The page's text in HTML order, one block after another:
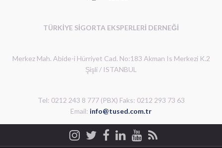
TÜRKİYE SİGORTA EKSPERLERİ DERNEĞİ
Merkez Mah. Abide-i Hürriyet Cad. No:183 Akman Is Merkezi K.2
Şişli / ISTANBUL
Tel: 0212 243 8 777 (PBX) Faks: 0212 293 73 63
Email: info@tused.com.tr